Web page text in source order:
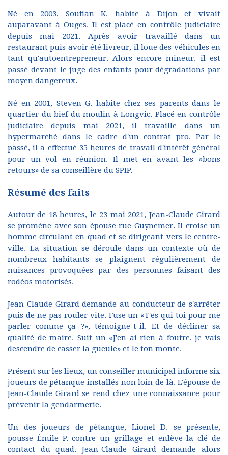
Né en 2003, Soufian K. habite à Dijon et vivait
auparavant à Ouges. Il est placé en contrôle judiciaire
depuis mai 2021. Après avoir travaillé dans un
restaurant puis avoir été livreur, il loue des véhicules en
tant qu'autoentrepreneur. Alors encore mineur, il est
passé devant le juge des enfants pour dégradations par
moyen dangereux.
Né en 2001, Steven G. habite chez ses parents dans le
quartier du bief du moulin à Longvic. Placé en contrôle
judiciaire depuis mai 2021, il travaille dans un
hypermarché dans le cadre d'un contrat pro. Par le
passé, il a effectué 35 heures de travail d'intérêt général
pour un vol en réunion. Il met en avant les «bons
retours» de sa conseillère du SPIP.
Résumé des faits
Autour de 18 heures, le 23 mai 2021, Jean-Claude Girard
se promène avec son épouse rue Guynemer. Il croise un
homme circulant en quad et se dirigeant vers le centre-
ville. La situation se déroule dans un contexte où de
nombreux habitants se plaignent régulièrement de
nuisances provoquées par des personnes faisant des
rodéos motorisés.
Jean-Claude Girard demande au conducteur de s'arrêter
puis de ne pas rouler vite. Fuse un «T'es qui toi pour me
parler comme ça ?», témoigne-t-il. Et de décliner sa
qualité de maire. Suit un «J'en ai rien à foutre, je vais
descendre de casser la gueule» et le ton monte.
Présent sur les lieux, un conseiller municipal informe six
joueurs de pétanque installés non loin de là. L'épouse de
Jean-Claude Girard se rend chez une connaissance pour
prévenir la gendarmerie.
Un des joueurs de pétanque, Lionel D. se présente,
pousse Émile P. contre un grillage et enlève la clé de
contact du quad. Jean-Claude Girard demande alors